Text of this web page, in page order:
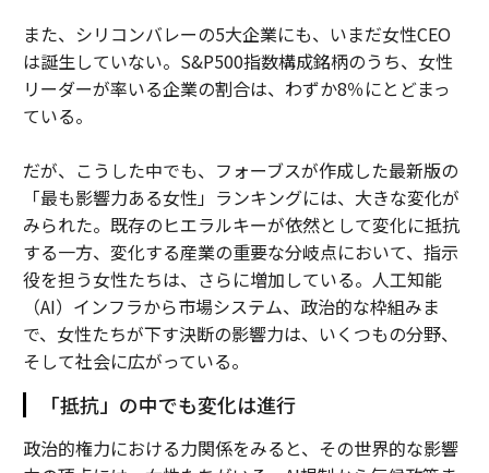
また、シリコンバレーの5大企業にも、いまだ女性CEO
は誕生していない。S&P500指数構成銘柄のうち、女性
リーダーが率いる企業の割合は、わずか8％にとどまっ
ている。
だが、こうした中でも、フォーブスが作成した最新版の
「最も影響力ある女性」ランキングには、大きな変化が
みられた。既存のヒエラルキーが依然として変化に抵抗
する一方、変化する産業の重要な分岐点において、指示
役を担う女性たちは、さらに増加している。人工知能
（AI）インフラから市場システム、政治的な枠組みま
で、女性たちが下す決断の影響力は、いくつもの分野、
そして社会に広がっている。
「抵抗」の中でも変化は進行
政治的権力における力関係をみると、その世界的な影響